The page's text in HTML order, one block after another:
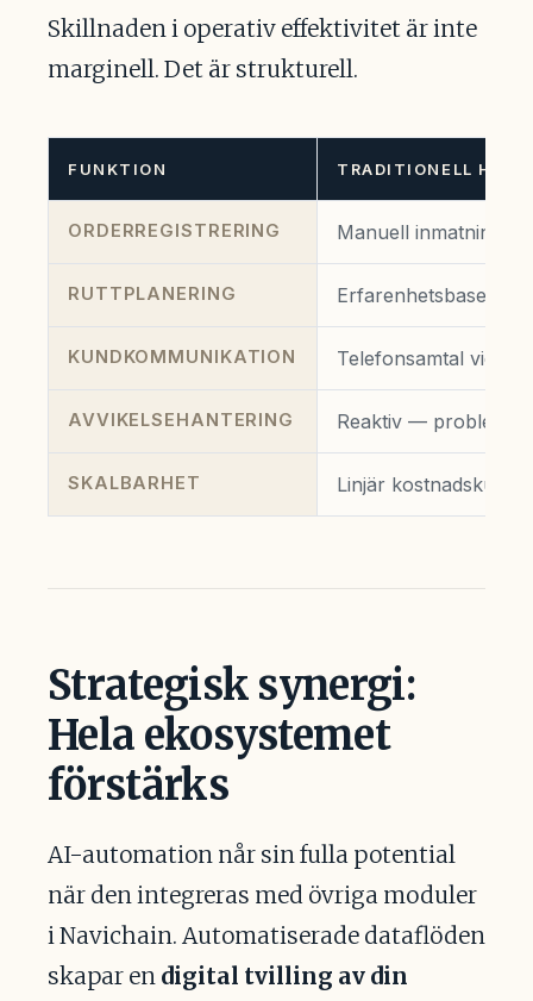
Skillnaden i operativ effektivitet är inte
marginell. Det är strukturell.
FUNKTION TRADITIONELL
ORDERREGISTRERING Manuell inmatning ·
RUTTPLANERING Erfarenhetsbaserad
KUNDKOMMUNIKATION Telefonsamtal vid
AVVIKELSEHANTERING Reaktiv — problem
SKALBARHET Linjär kostnadskurva
Strategisk synergi:
Hela ekosystemet
förstärks
AI-automation når sin fulla potential
när den integreras med övriga moduler
i Navichain. Automatiserade dataflöden
skapar en digital tvilling av din